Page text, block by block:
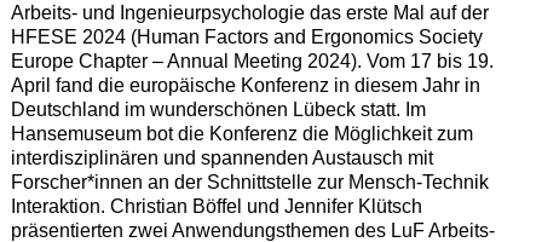
Arbeits- und Ingenieurpsychologie das erste Mal auf der
HFESE 2024 (Human Factors and Ergonomics Society
Europe Chapter – Annual Meeting 2024). Vom 17 bis 19.
April fand die europäische Konferenz in diesem Jahr in
Deutschland im wunderschönen Lübeck statt. Im
Hansemuseum bot die Konferenz die Möglichkeit zum
interdisziplinären und spannenden Austausch mit
Forscher*innen an der Schnittstelle zur Mensch-Technik
Interaktion. Christian Böffel und Jennifer Klütsch
präsentierten zwei Anwendungsthemen des LuF Arbeits-